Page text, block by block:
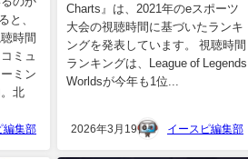
と、
時間
ミュ
ミン
北
編集部
Charts』は、2021年のeスポーツ
大会の視聴時間に基づいたランキ
ングを発表しています。 視聴時間
ランキングは、League of Legends
Worldsが今年も1位...
2026年3月19日 イースピ編集部